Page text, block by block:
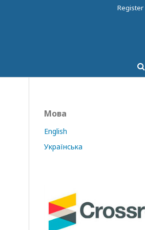
Register
Мова
English
Українська